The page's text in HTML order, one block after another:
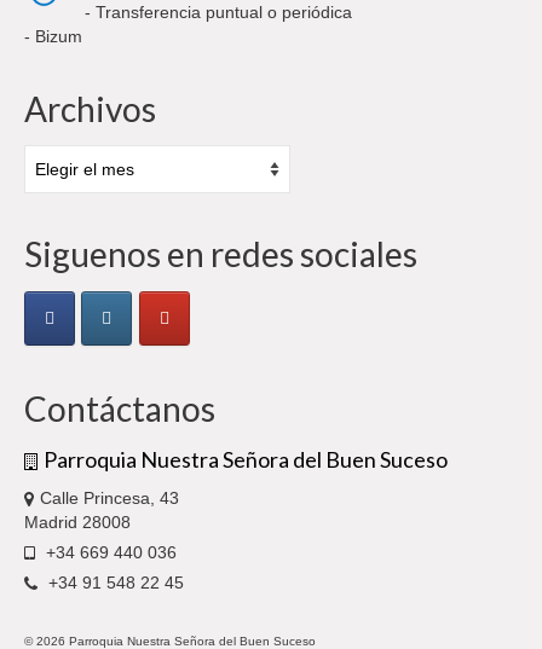
- Transferencia puntual o periódica
- Bizum
Archivos
Siguenos en redes sociales
Contáctanos
Parroquia Nuestra Señora del Buen Suceso
Calle Princesa, 43
Madrid 28008
+34 669 440 036
+34 91 548 22 45
© 2026 Parroquia Nuestra Señora del Buen Suceso